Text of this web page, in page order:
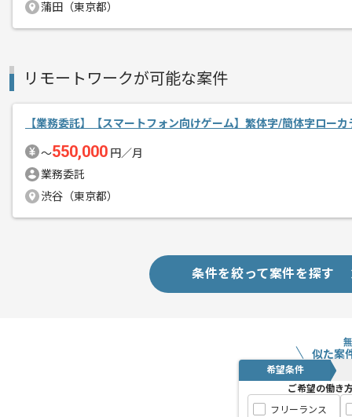
蒲田（東京都）
リモートワークが可能な案件
【業務委託】【スマートフォン向けゲーム】繁体字/簡体字ロー
〜550,000 円／月
業務委託
渋谷（東京都）
条件を絞って案件を探す
似た案
希望条件
ご希望の働き
フリーランス